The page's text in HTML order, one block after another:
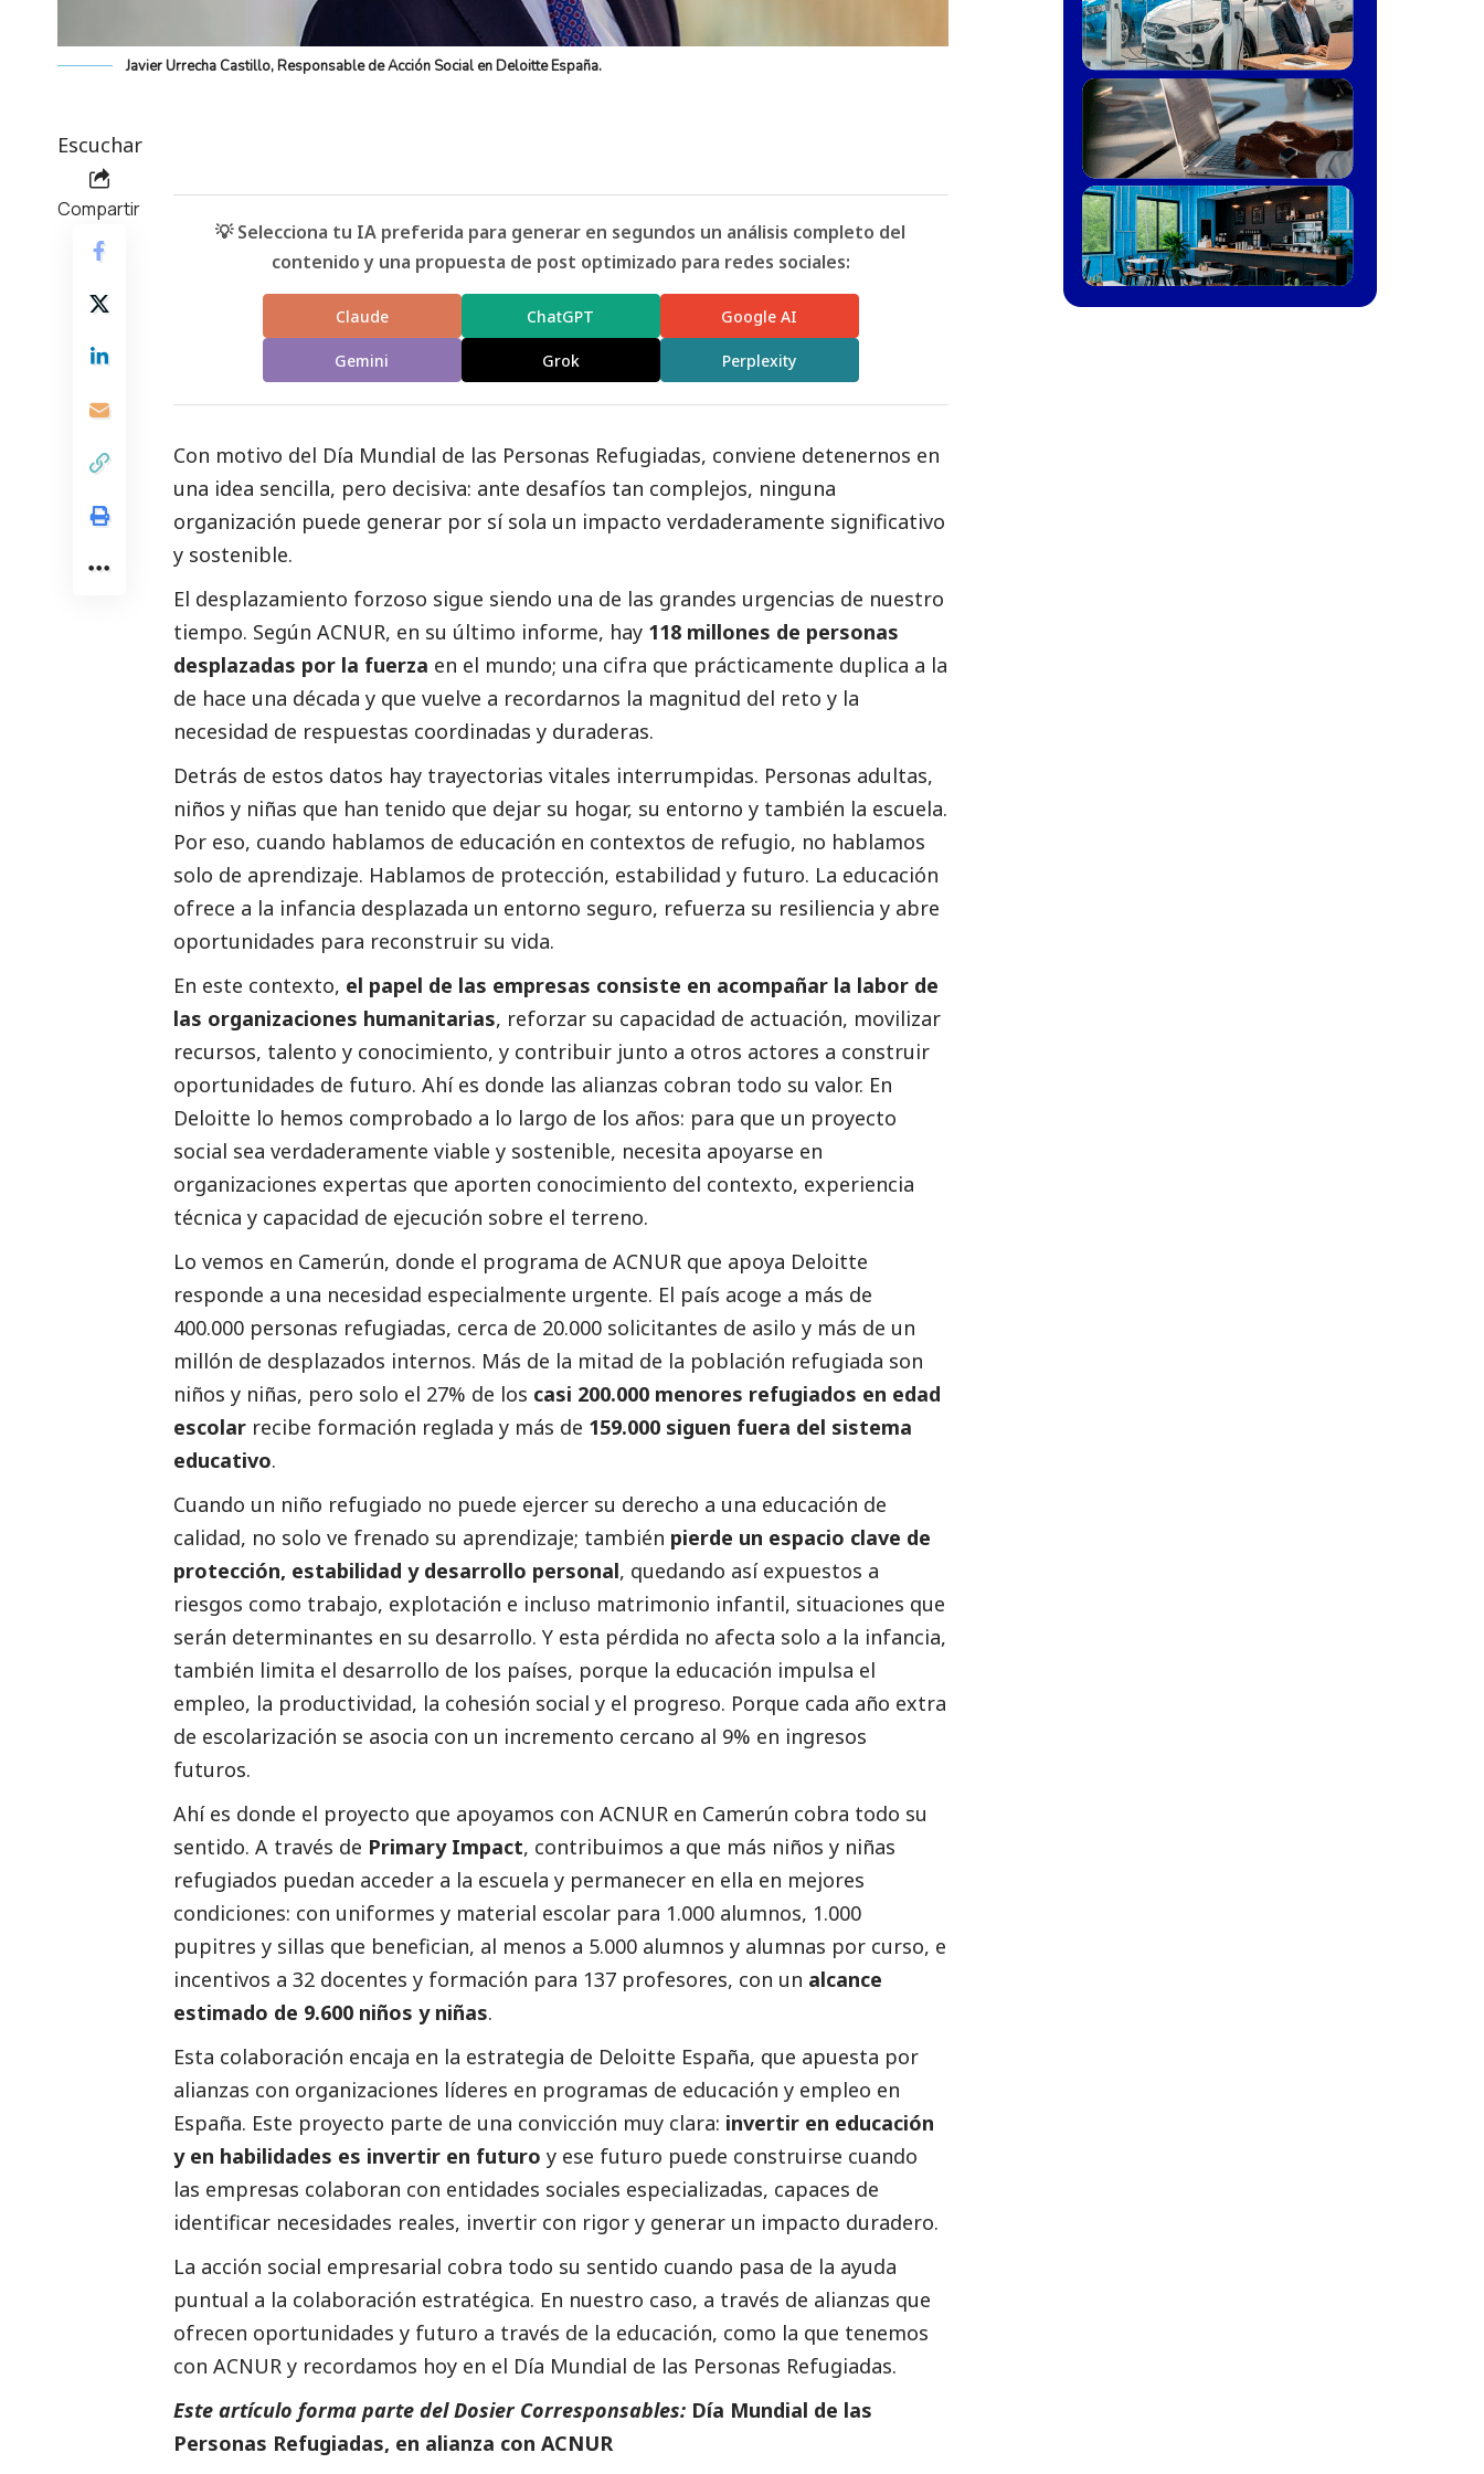
Javier Urrecha Castillo, Responsable de Acción Social en Deloitte España.
Escuchar
Compartir
💡 Selecciona tu IA preferida para generar en segundos un análisis completo del
contenido y una propuesta de post optimizado para redes sociales:
Claude ChatGPT Google AI
Gemini Grok Perplexity
Con motivo del Día Mundial de las Personas Refugiadas, conviene detenernos en
una idea sencilla, pero decisiva: ante desafíos tan complejos, ninguna
organización puede generar por sí sola un impacto verdaderamente significativo
y sostenible.
El desplazamiento forzoso sigue siendo una de las grandes urgencias de nuestro
tiempo. Según ACNUR, en su último informe, hay 118 millones de personas
desplazadas por la fuerza en el mundo; una cifra que prácticamente duplica a la
de hace una década y que vuelve a recordarnos la magnitud del reto y la
necesidad de respuestas coordinadas y duraderas.
Detrás de estos datos hay trayectorias vitales interrumpidas. Personas adultas,
niños y niñas que han tenido que dejar su hogar, su entorno y también la escuela.
Por eso, cuando hablamos de educación en contextos de refugio, no hablamos
solo de aprendizaje. Hablamos de protección, estabilidad y futuro. La educación
ofrece a la infancia desplazada un entorno seguro, refuerza su resiliencia y abre
oportunidades para reconstruir su vida.
En este contexto, el papel de las empresas consiste en acompañar la labor de
las organizaciones humanitarias, reforzar su capacidad de actuación, movilizar
recursos, talento y conocimiento, y contribuir junto a otros actores a construir
oportunidades de futuro. Ahí es donde las alianzas cobran todo su valor. En
Deloitte lo hemos comprobado a lo largo de los años: para que un proyecto
social sea verdaderamente viable y sostenible, necesita apoyarse en
organizaciones expertas que aporten conocimiento del contexto, experiencia
técnica y capacidad de ejecución sobre el terreno.
Lo vemos en Camerún, donde el programa de ACNUR que apoya Deloitte
responde a una necesidad especialmente urgente. El país acoge a más de
400.000 personas refugiadas, cerca de 20.000 solicitantes de asilo y más de un
millón de desplazados internos. Más de la mitad de la población refugiada son
niños y niñas, pero solo el 27% de los casi 200.000 menores refugiados en edad
escolar recibe formación reglada y más de 159.000 siguen fuera del sistema
educativo.
Cuando un niño refugiado no puede ejercer su derecho a una educación de
calidad, no solo ve frenado su aprendizaje; también pierde un espacio clave de
protección, estabilidad y desarrollo personal, quedando así expuestos a
riesgos como trabajo, explotación e incluso matrimonio infantil, situaciones que
serán determinantes en su desarrollo. Y esta pérdida no afecta solo a la infancia,
también limita el desarrollo de los países, porque la educación impulsa el
empleo, la productividad, la cohesión social y el progreso. Porque cada año extra
de escolarización se asocia con un incremento cercano al 9% en ingresos
futuros.
Ahí es donde el proyecto que apoyamos con ACNUR en Camerún cobra todo su
sentido. A través de Primary Impact, contribuimos a que más niños y niñas
refugiados puedan acceder a la escuela y permanecer en ella en mejores
condiciones: con uniformes y material escolar para 1.000 alumnos, 1.000
pupitres y sillas que benefician, al menos a 5.000 alumnos y alumnas por curso, e
incentivos a 32 docentes y formación para 137 profesores, con un alcance
estimado de 9.600 niños y niñas.
Esta colaboración encaja en la estrategia de Deloitte España, que apuesta por
alianzas con organizaciones líderes en programas de educación y empleo en
España. Este proyecto parte de una convicción muy clara: invertir en educación
y en habilidades es invertir en futuro y ese futuro puede construirse cuando
las empresas colaboran con entidades sociales especializadas, capaces de
identificar necesidades reales, invertir con rigor y generar un impacto duradero.
La acción social empresarial cobra todo su sentido cuando pasa de la ayuda
puntual a la colaboración estratégica. En nuestro caso, a través de alianzas que
ofrecen oportunidades y futuro a través de la educación, como la que tenemos
con ACNUR y recordamos hoy en el Día Mundial de las Personas Refugiadas.
Este artículo forma parte del Dosier Corresponsables: Día Mundial de las
Personas Refugiadas, en alianza con ACNUR